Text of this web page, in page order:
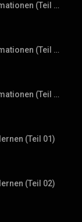
19. Dezember - Beunruhigende Informationen (Teil 01)
19. Dezember - Beunruhigende Informationen (Teil 02)
19. Dezember - Beunruhigende Informationen (Teil 03)
(Teil 01)
(Teil 02)